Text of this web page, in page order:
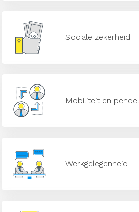
Sociale zekerheid
Mobiliteit en pendel
Werkgelegenheid